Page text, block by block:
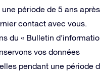
période de 5 ans après
contact avec vous.
du « Bulletin
vos données
pendant une période